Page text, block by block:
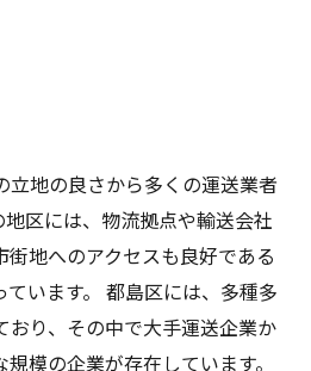
立地の良さから多くの運送業者
区には、物流拠点や輸送会社
地へのアクセスも良好である
います。 都島区には、多種多
おり、その中で大手運送企業か
模の企業が存在しています。